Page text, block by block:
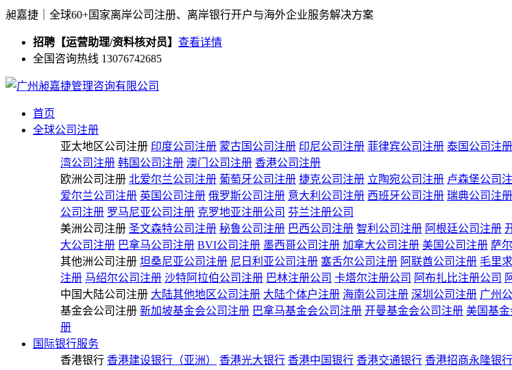
昶嘉捷｜全球60+国家离岸公司注册、离岸银行开户与海外企业服务解决方案
招聘【运营助理/资料核对员】 查看详情
全国咨询热线 13076742685
首页
全球公司注册
亚太地区公司注册 印度公司注册 蒙古国公司注册 印尼公司注册 菲律宾公司注册 泰国公司注册
湾公司注册 韩国公司注册 澳门公司注册 香港公司注册
欧洲公司注册 北爱尔兰公司注册 葡萄牙公司注册 捷克公司注册 立陶宛公司注册 卢森堡公司
爱尔兰公司注册 英国公司注册 俄罗斯公司注册 意大利公司注册 西班牙公司注册 瑞典公司注册
公司注册 罗马尼亚公司注册 克罗地亚注册公司 芬兰注册公司
美洲公司注册 圣文森特公司注册 秘鲁公司注册 巴西公司注册 智利公司注册 阿根廷公司注册
大公司注册 巴拿马公司注册 BVI公司注册 墨西哥公司注册 加拿大公司注册 美国公司注册 萨
其他洲公司注册 坦桑尼亚公司注册 尼日利亚公司注册 塞舌尔公司注册 阿联酋公司注册 毛里
注册 马绍尔公司注册 沙特阿拉伯公司注册 巴林注册公司 卡塔尔注册公司 阿布扎比注册公司
中国大陆公司注册 大陆其他地区公司注册 大陆个体户注册 海南公司注册 深圳公司注册 广州
基金会公司注册 新加坡基金会公司注册 巴拿马基金会公司注册 开曼基金会公司注册 美国基
册
国际银行服务
香港银行 香港建设银行（亚洲） 香港光大银行 香港中国银行 香港交通银行 香港招商永隆银行